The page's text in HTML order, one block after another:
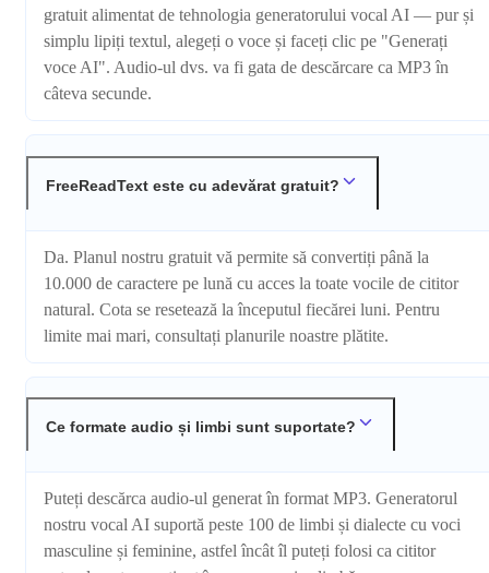
gratuit alimentat de tehnologia generatorului vocal AI — pur și
simplu lipiți textul, alegeți o voce și faceți clic pe "Generați
voce AI". Audio-ul dvs. va fi gata de descărcare ca MP3 în
câteva secunde.
FreeReadText este cu adevărat gratuit?
Da. Planul nostru gratuit vă permite să convertiți până la
10.000 de caractere pe lună cu acces la toate vocile de cititor
natural. Cota se resetează la începutul fiecărei luni. Pentru
limite mai mari, consultați planurile noastre plătite.
Ce formate audio și limbi sunt suportate?
Puteți descărca audio-ul generat în format MP3. Generatorul
nostru vocal AI suportă peste 100 de limbi și dialecte cu voci
masculine și feminine, astfel încât îl puteți folosi ca cititor